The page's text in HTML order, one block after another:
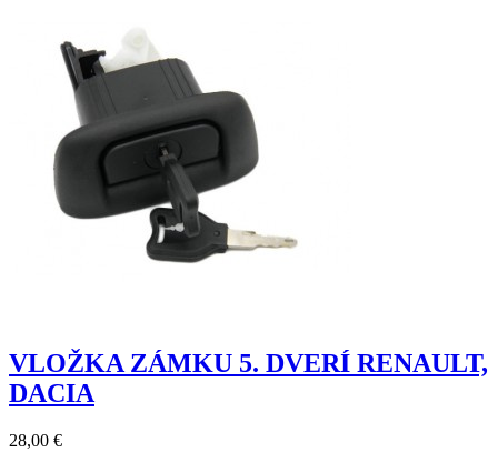
VLOŽKA ZÁMKU 5. DVERÍ RENAULT,
DACIA
28,00 €